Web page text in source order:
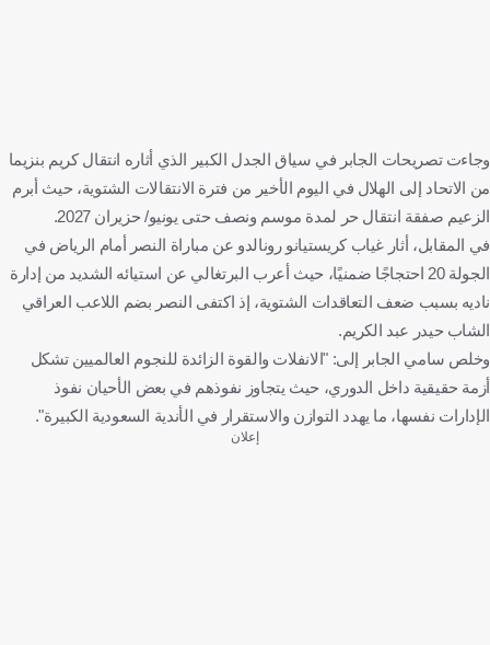
وجاءت تصريحات الجابر في سياق الجدل الكبير الذي أثاره انتقال كريم بنزيما
من الاتحاد إلى الهلال في اليوم الأخير من فترة الانتقالات الشتوية، حيث أبرم
الزعيم صفقة انتقال حر لمدة موسم ونصف حتى يونيو/ حزيران 2027.
في المقابل، أثار غياب كريستيانو رونالدو عن مباراة النصر أمام الرياض في
الجولة 20 احتجاجًا ضمنيًا، حيث أعرب البرتغالي عن استيائه الشديد من إدارة
ناديه بسبب ضعف التعاقدات الشتوية، إذ اكتفى النصر بضم اللاعب العراقي
الشاب حيدر عبد الكريم.
وخلص سامي الجابر إلى: "الانفلات والقوة الزائدة للنجوم العالميين تشكل
أزمة حقيقية داخل الدوري، حيث يتجاوز نفوذهم في بعض الأحيان نفوذ
الإدارات نفسها، ما يهدد التوازن والاستقرار في الأندية السعودية الكبيرة".
إعلان